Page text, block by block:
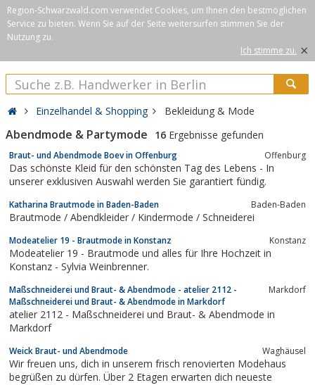
Region-Schwarzwald.com verwendet Cookies, um Ihnen den bestmöglichen
Service zu bieten. Wenn Sie auf der Seite weitersurfen stimmen Sie der
Nutzung zu.
Ich stimme zu. ×
Einzelhandel & Shopping Bekleidung & Mode
Abendmode & Partymode 16 Ergebnisse gefunden
Braut- und Abendmode Boev in Offenburg Offenburg
Das schönste Kleid für den schönsten Tag des Lebens - In
unserer exklusiven Auswahl werden Sie garantiert fündig.
Katharina Brautmode in Baden-Baden Baden-Baden
Brautmode / Abendkleider / Kindermode / Schneiderei
Modeatelier 19 - Brautmode in Konstanz Konstanz
Modeatelier 19 - Brautmode und alles für Ihre Hochzeit in
Konstanz - Sylvia Weinbrenner.
Maßschneiderei und Braut- & Abendmode - atelier 2112 -
Maßschneiderei und Braut- & Abendmode in Markdorf
Markdorf
atelier 2112 - Maßschneiderei und Braut- & Abendmode in
Markdorf
Weick Braut- und Abendmode Waghäusel
Wir freuen uns, dich in unserem frisch renovierten Modehaus
begrüßen zu dürfen. Über 2 Etagen erwarten dich neueste